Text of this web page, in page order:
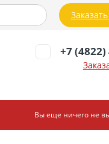
+7 (4822)
Вы еще ничего не